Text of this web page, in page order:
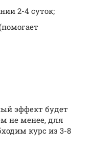
2-4 суток;
эффект будет
не менее, для
курс из 3-8